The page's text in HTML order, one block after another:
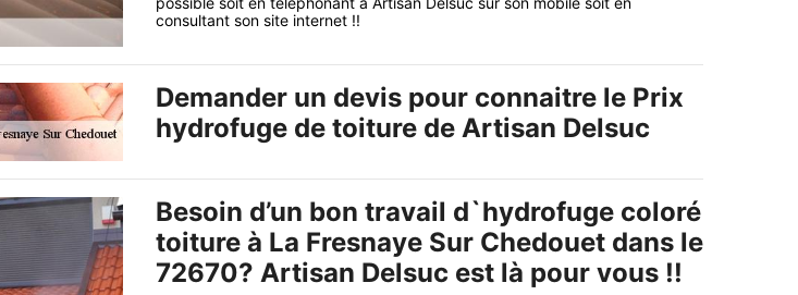
consultant son site internet !!
Demander un devis pour connaitre le Prix
hydrofuge de toiture de Artisan Delsuc
Besoin d’un bon travail d`hydrofuge coloré
toiture à La Fresnaye Sur Chedouet dans le
72670? Artisan Delsuc est là pour vous !!